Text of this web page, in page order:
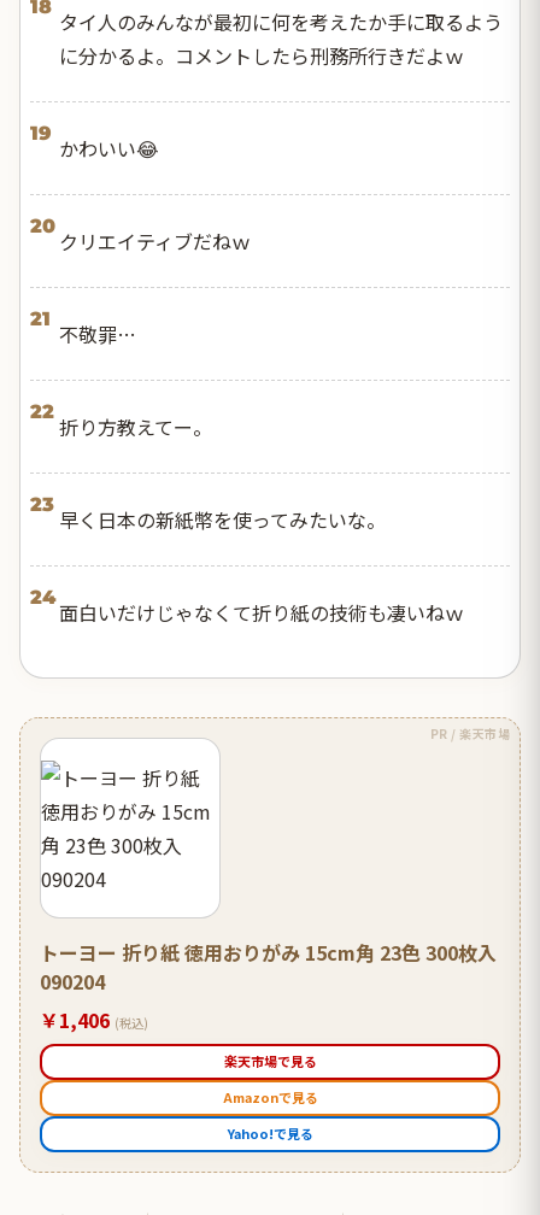
18
タイ人のみんなが最初に何を考えたか手に取るよう
に分かるよ。コメントしたら刑務所行きだよｗ
19
かわいい😂
20
クリエイティブだねｗ
21
不敬罪…
22
折り方教えてー。
23
早く日本の新紙幣を使ってみたいな。
24
面白いだけじゃなくて折り紙の技術も凄いねｗ
PR / 楽天市場
トーヨー 折り紙 徳用おりがみ 15cm角 23色 300枚入
090204
￥1,406 (税込)
楽天市場で見る
Amazonで見る
Yahoo!で見る